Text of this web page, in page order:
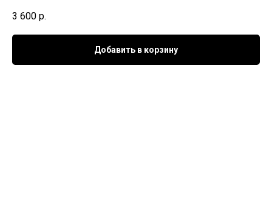
3 600 р.
Добавить в корзину